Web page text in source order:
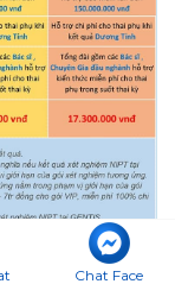
Chat Face